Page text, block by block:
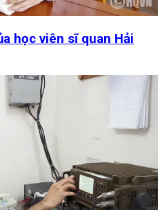
học viên sĩ quan Hải